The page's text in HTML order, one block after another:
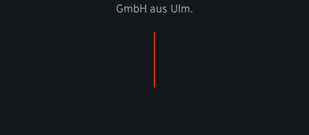
GmbH aus Ulm.